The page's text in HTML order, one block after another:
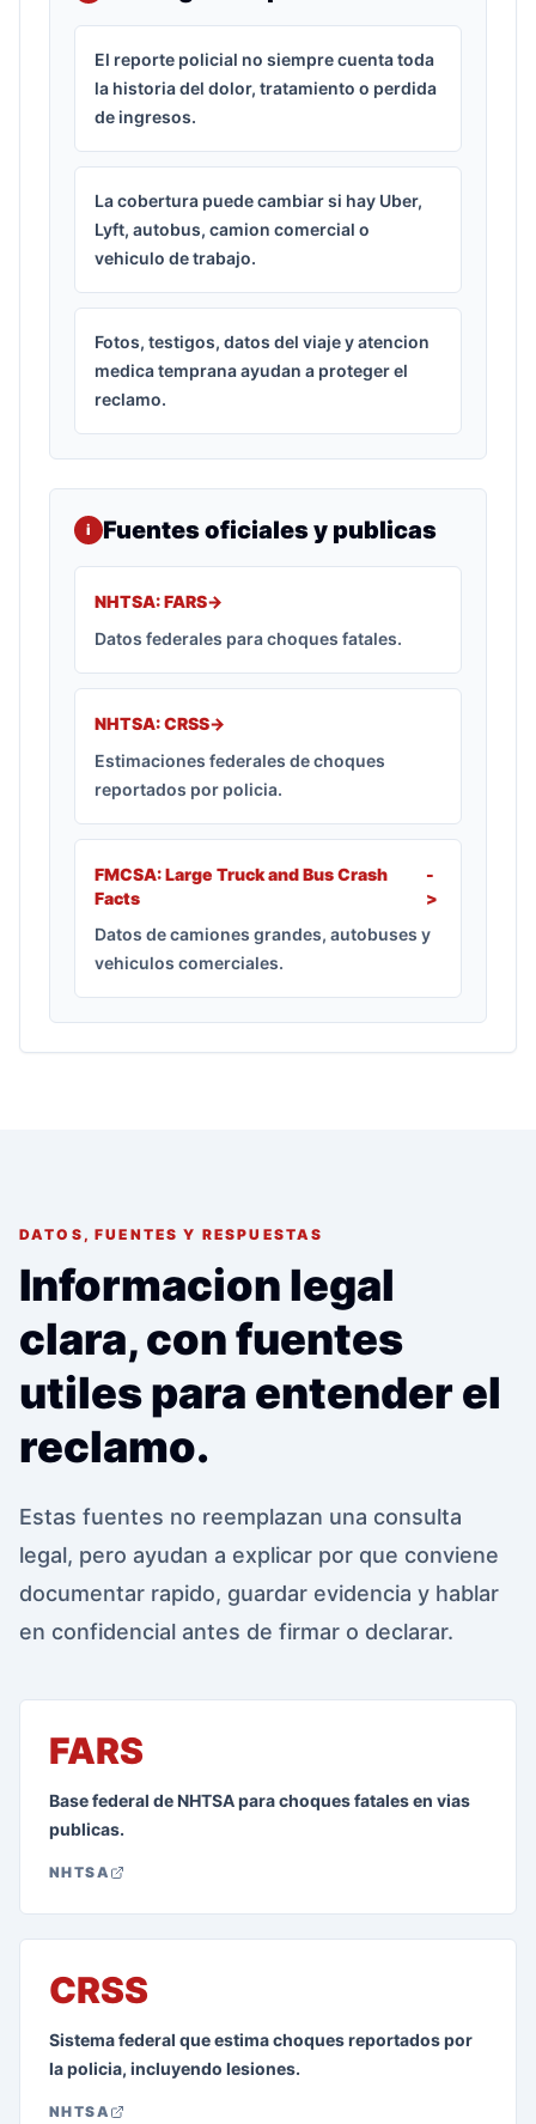
El reporte policial no siempre cuenta toda
la historia del dolor, tratamiento o perdida
de ingresos.
La cobertura puede cambiar si hay Uber,
Lyft, autobus, camion comercial o
vehiculo de trabajo.
Fotos, testigos, datos del viaje y atencion
medica temprana ayudan a proteger el
reclamo.
i Fuentes oficiales y publicas
NHTSA: FARS->
Datos federales para choques fatales.
NHTSA: CRSS->
Estimaciones federales de choques
reportados por policia.
FMCSA: Large Truck and Bus Crash
Facts
-
>
Datos de camiones grandes, autobuses y
vehiculos comerciales.
DATOS, FUENTES Y RESPUESTAS
Informacion legal
clara, con fuentes
utiles para entender el
reclamo.
Estas fuentes no reemplazan una consulta
legal, pero ayudan a explicar por que conviene
documentar rapido, guardar evidencia y hablar
en confidencial antes de firmar o declarar.
FARS
Base federal de NHTSA para choques fatales en vias
publicas.
NHTSA
CRSS
Sistema federal que estima choques reportados por
la policia, incluyendo lesiones.
NHTSA